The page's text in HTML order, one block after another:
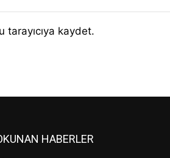
kaydet.
HABERLER